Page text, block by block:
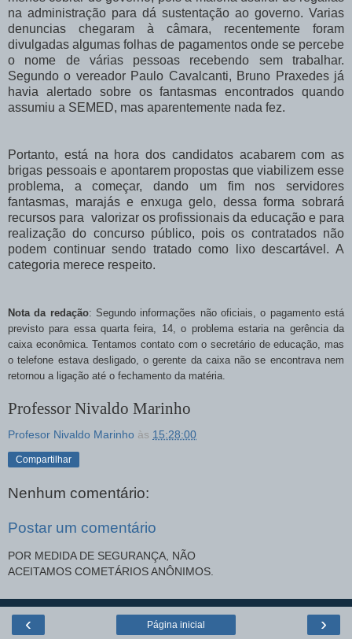
na administração para dá sustentação ao governo. Varias
denuncias chegaram à câmara, recentemente foram
divulgadas algumas folhas de pagamentos onde se percebe
o nome de várias pessoas recebendo sem trabalhar.
Segundo o vereador Paulo Cavalcanti, Bruno Praxedes já
havia alertado sobre os fantasmas encontrados quando
assumiu a SEMED, mas aparentemente nada fez.
Portanto, está na hora dos candidatos acabarem com as
brigas pessoais e apontarem propostas que viabilizem esse
problema, a começar, dando um fim nos servidores
fantasmas, marajás e enxuga gelo, dessa forma sobrará
recursos para valorizar os profissionais da educação e para
realização do concurso público, pois os contratados não
podem continuar sendo tratado como lixo descartável. A
categoria merece respeito.
Nota da redação: Segundo informações não oficiais, o pagamento está
previsto para essa quarta feira, 14, o problema estaria na gerência da
caixa econômica. Tentamos contato com o secretário de educação, mas
o telefone estava desligado, o gerente da caixa não se encontrava nem
retornou a ligação até o fechamento da matéria.
Professor Nivaldo Marinho
Profesor Nivaldo Marinho às 15:28:00
Compartilhar
Nenhum comentário:
Postar um comentário
POR MEDIDA DE SEGURANÇA, NÃO
ACEITAMOS COMETÁRIOS ANÔNIMOS.
‹ ›
Página inicial